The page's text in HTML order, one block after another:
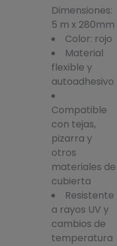
Dimensiones:
5 m x 280mm
Color: rojo
Material
flexible y
autoadhesivo
Compatible
con tejas,
pizarra y
otros
materiales de
cubierta
Resistente
a rayos UV y
cambios de
temperatura